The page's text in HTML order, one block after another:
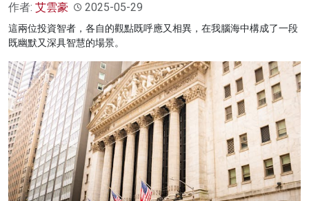
作者: 艾雲豪 2025-05-29
這兩位投資智者，各自的觀點既呼應又相異，在我腦海中構成了一段
既幽默又深具智慧的場景。